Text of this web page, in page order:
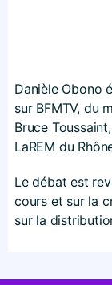
Danièle Obono
sur BFMTV, du
Bruce
LaREM du
Le débat est
cours et sur la
sur la